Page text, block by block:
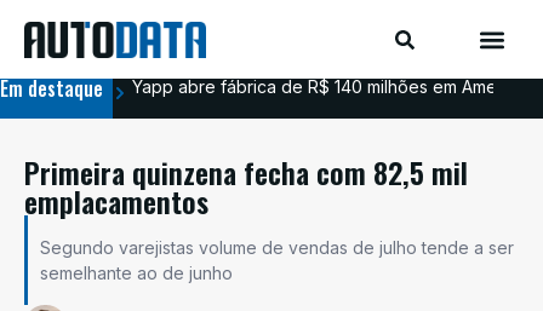
Em destaque Yapp abre fábrica de R$ 140 milhões em
Primeira quinzena fecha com 82,5 mil
emplacamentos
Segundo varejistas volume de vendas de julho tende a ser
semelhante ao de junho